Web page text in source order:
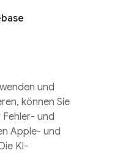
und
können Sie
und
Apple- und
KI-